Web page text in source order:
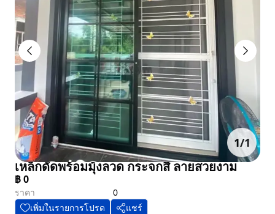
1/1
เหล็กดัดพร้อมมุ้งลวด กระจกสี ลายสวยงาม
฿0
ราคา
0
เพิ่มในรายการโปรด
แชร์